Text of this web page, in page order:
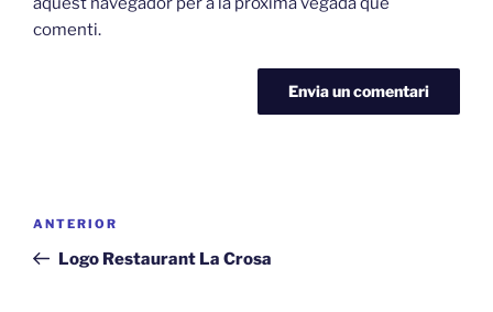
comenti.
Navegació
Entrada
anterior
ANTERIOR
Logo Restaurant La Crosa